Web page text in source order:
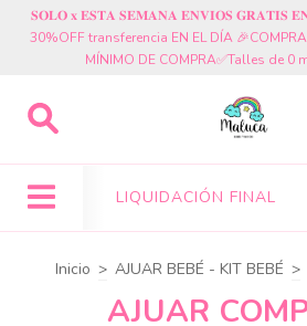
𝐒𝐎𝐋𝐎 𝐱 𝐄𝐒𝐓𝐀 𝐒𝐄𝐌𝐀𝐍𝐀 𝐄𝐍𝐕𝐈𝐎𝐒 𝐆𝐑𝐀𝐓𝐈𝐒
30%OFF transferencia EN EL DÍA
MÍNIMO DE COMPRA✅Talles de 0
LIQUIDACIÓN FINAL
Inicio > AJUAR BEBÉ - KIT BEBÉ >
AJUAR